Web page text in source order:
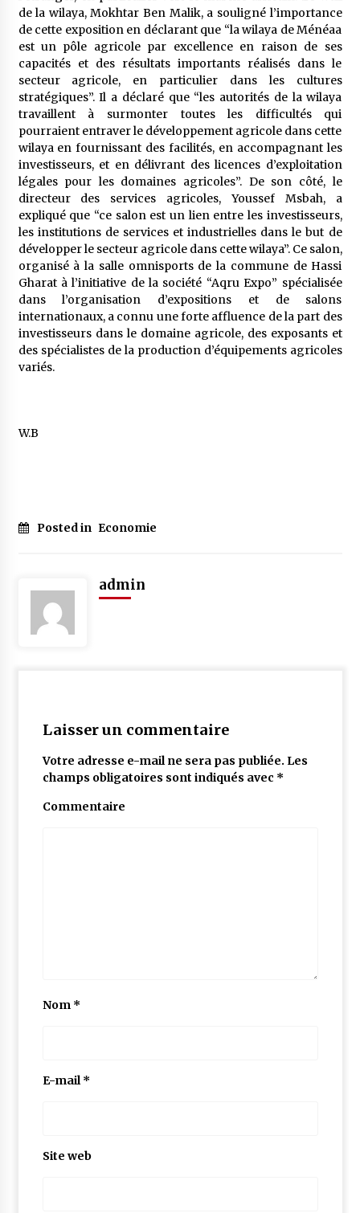
de la wilaya, Mokhtar Ben Malik, a souligné l’importance
de cette exposition en déclarant que “la wilaya de Ménéaa
est un pôle agricole par excellence en raison de ses
capacités et des résultats importants réalisés dans le
secteur agricole, en particulier dans les cultures
stratégiques”. Il a déclaré que “les autorités de la wilaya
travaillent à surmonter toutes les difficultés qui
pourraient entraver le développement agricole dans cette
wilaya en fournissant des facilités, en accompagnant les
investisseurs, et en délivrant des licences d’exploitation
légales pour les domaines agricoles”. De son côté, le
directeur des services agricoles, Youssef Msbah, a
expliqué que “ce salon est un lien entre les investisseurs,
les institutions de services et industrielles dans le but de
développer le secteur agricole dans cette wilaya”. Ce salon,
organisé à la salle omnisports de la commune de Hassi
Gharat à l’initiative de la société “Aqru Expo” spécialisée
dans l’organisation d’expositions et de salons
internationaux, a connu une forte affluence de la part des
investisseurs dans le domaine agricole, des exposants et
des spécialistes de la production d’équipements agricoles
variés.
W.B
Posted in Economie
admin
Laisser un commentaire
Votre adresse e-mail ne sera pas publiée. Les
champs obligatoires sont indiqués avec *
Commentaire
Nom *
E-mail*
Site web